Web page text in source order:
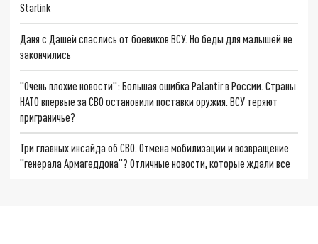
Starlink
Даня с Дашей спаслись от боевиков ВСУ. Но беды для малышей не
закончились
"Очень плохие новости": Большая ошибка Palantir в России. Страны
НАТО впервые за СВО остановили поставки оружия. ВСУ теряют
приграничье?
Три главных инсайда об СВО. Отмена мобилизации и возвращение
"генерала Армагеддона"? Отличные новости, которые ждали все